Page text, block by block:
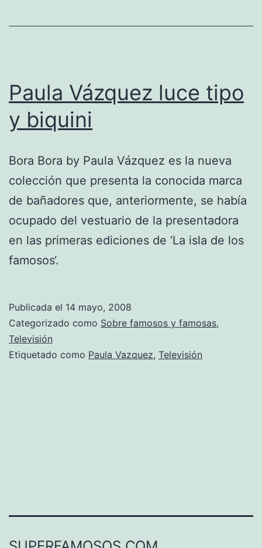
Paula Vázquez luce tipo
y biquini
Bora Bora by Paula Vázquez es la nueva
colección que presenta la conocida marca
de bañadores que, anteriormente, se había
ocupado del vestuario de la presentadora
en las primeras ediciones de ‘La isla de los
famosos‘.
Publicada el 14 mayo, 2008
Categorizado como Sobre famosos y famosas,
Televisión
Etiquetado como Paula Vazquez, Televisión